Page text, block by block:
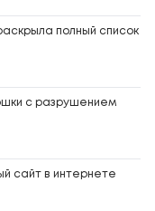
полный список
с разрушением
сайт в интернете